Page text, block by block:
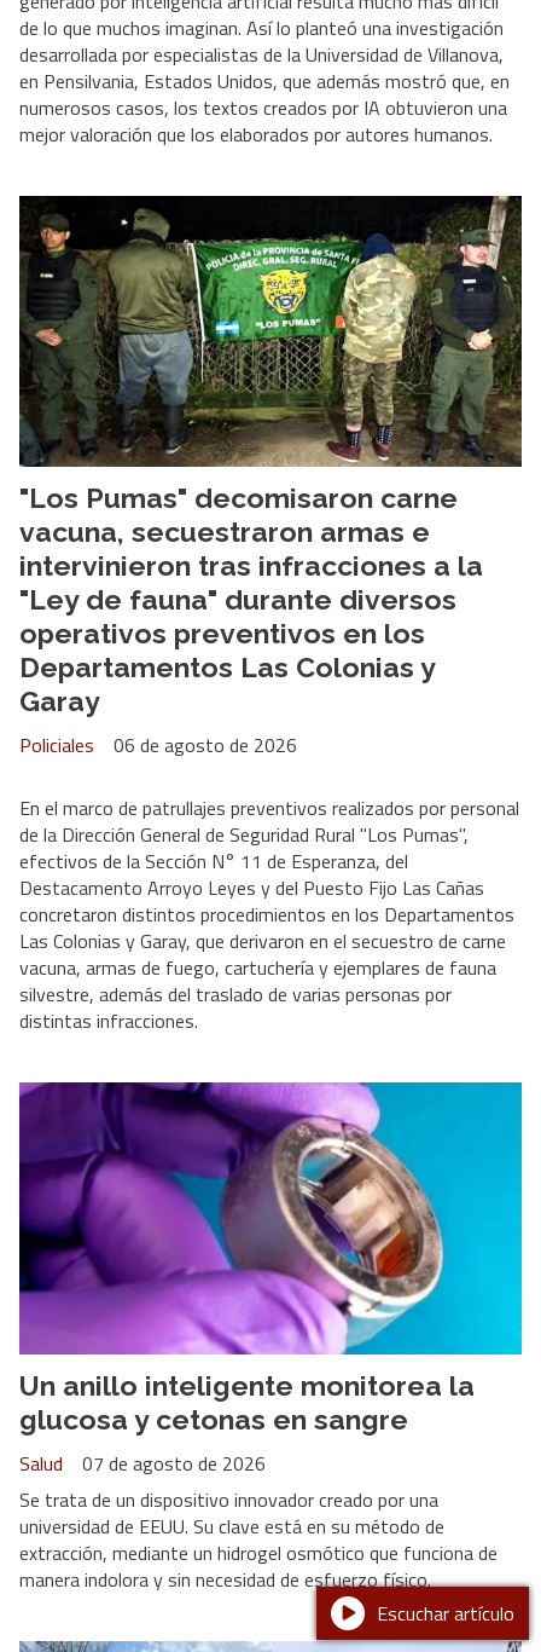
de lo que muchos imaginan. Así lo planteó una investigación
desarrollada por especialistas de la Universidad de Villanova,
en Pensilvania, Estados Unidos, que además mostró que, en
numerosos casos, los textos creados por IA obtuvieron una
mejor valoración que los elaborados por autores humanos.
"Los Pumas" decomisaron carne
vacuna, secuestraron armas e
intervinieron tras infracciones a la
"Ley de fauna" durante diversos
operativos preventivos en los
Departamentos Las Colonias y
Garay
Policiales 06 de agosto de 2026
En el marco de patrullajes preventivos realizados por personal
de la Dirección General de Seguridad Rural "Los Pumas",
efectivos de la Sección N° 11 de Esperanza, del
Destacamento Arroyo Leyes y del Puesto Fijo Las Cañas
concretaron distintos procedimientos en los Departamentos
Las Colonias y Garay, que derivaron en el secuestro de carne
vacuna, armas de fuego, cartuchería y ejemplares de fauna
silvestre, además del traslado de varias personas por
distintas infracciones.
Un anillo inteligente monitorea la
glucosa y cetonas en sangre
Salud
07 de agosto de 2026
Se trata de un dispositivo innovador creado por una
universidad de EEUU. Su clave está en su método de
extracción, mediante un hidrogel osmótico que funciona de
manera indolora y sin necesidad de esfuerzo físico.
Escuchar artículo